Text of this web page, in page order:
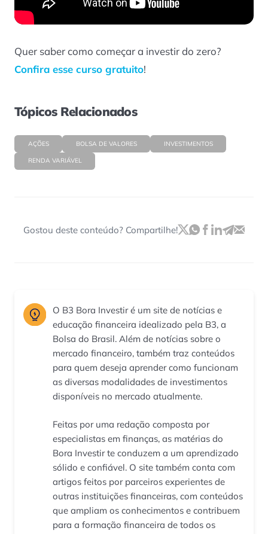
Quer saber como começar a investir do zero?
Confira esse curso gratuito!
Tópicos Relacionados
AÇÕES BOLSA DE VALORES INVESTIMENTOS
RENDA VARIÁVEL
Gostou deste conteúdo? Compartilhe!
O B3 Bora Investir é um site de notícias e
educação financeira idealizado pela B3, a
Bolsa do Brasil. Além de notícias sobre o
mercado financeiro, também traz conteúdos
para quem deseja aprender como funcionam
as diversas modalidades de investimentos
disponíveis no mercado atualmente.
Feitas por uma redação composta por
especialistas em finanças, as matérias do
Bora Investir te conduzem a um aprendizado
sólido e confiável. O site também conta com
artigos feitos por parceiros experientes de
outras instituições financeiras, com conteúdos
que ampliam os conhecimentos e contribuem
para a formação financeira de todos os